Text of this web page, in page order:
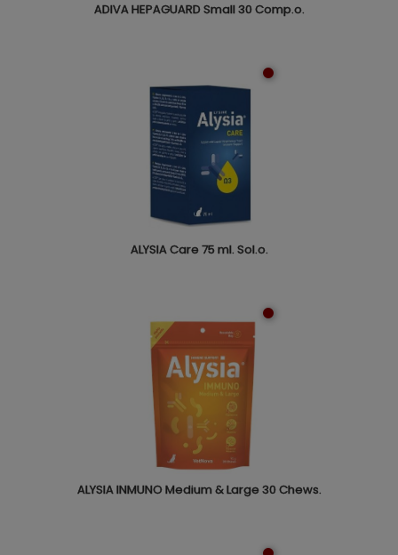
ADIVA HEPAGUARD Small 30 Comp.o.
ALYSIA Care 75 ml. Sol.o.
ALYSIA INMUNO Medium & Large 30 Chews.